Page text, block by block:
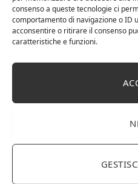
consenso a queste tecnologie ci
comportamento di navigazione o ID
acconsentire o ritirare il consenso
caratteristiche e funzioni.
DOT Horeca Solutions
usa e getta bicchiere